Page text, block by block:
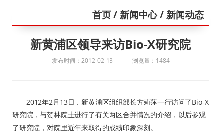
首页/ 新闻中心/ 新闻动态
新黄浦区领导来访Bio-X研究院
发布时间：2012-02-13 浏览量：1484
2012年2月13日，新黄浦区组织部长方莉萍一行访问了Bio-X
研究院，与贺林院士进行了有关两区合并情况的介绍，以后参观
了研究院，对院里近年来取得的成绩印象深刻。